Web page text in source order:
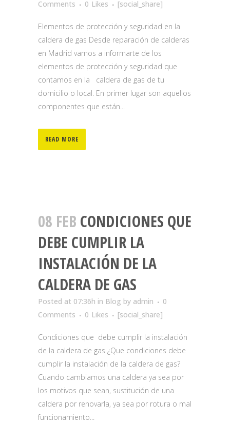
Comments
0 Likes [social_share]
Elementos de protección y seguridad en la
caldera de gas Desde reparación de calderas
en Madrid vamos a informarte de los
elementos de protección y seguridad que
contamos en la caldera de gas de tu
domicilio o local. En primer lugar son aquellos
componentes que están...
READ MORE
08 FEB CONDICIONES QUE
DEBE CUMPLIR LA
INSTALACIÓN DE LA
CALDERA DE GAS
Posted at 07:36h in Blog by admin
0
Comments
0 Likes [social_share]
Condiciones que debe cumplir la instalación
de la caldera de gas ¿Que condiciones debe
cumplir la instalación de la caldera de gas?
Cuando cambiamos una caldera ya sea por
los motivos que sean, sustitución de una
caldera por renovarla, ya sea por rotura o mal
funcionamiento...